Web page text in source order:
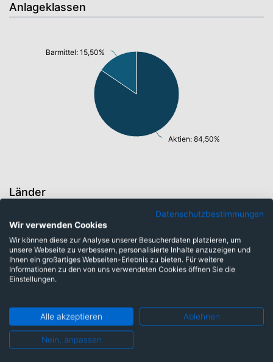
Anlageklassen
Aktien: 84,50%
Barmittel: 15,50%
Länder
USA: 42,55%
Barmittel: 15,48%
Schweiz: 12,09%
Schweden: 5,79%
Bermuda: 3,70%
Österreich: 3,60%
Datenschutzbestimmungen
Wir verwenden Cookies
Wir können diese zur Analyse unserer Besucherdaten platzieren, um
unsere Webseite zu verbessern, personalisierte Inhalte anzuzeigen und
Ihnen ein großartiges Webseiten-Erlebnis zu bieten. Für weitere
Informationen zu den von uns verwendeten Cookies öffnen Sie die
Einstellungen.
Alle akzeptieren Ablehnen
Nein, anpassen